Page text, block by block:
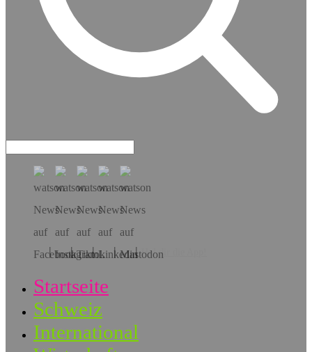
Hol dir die App!
Startseite
Schweiz
International